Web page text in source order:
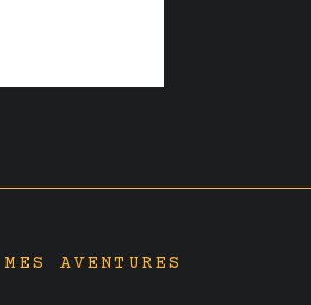
AVENTURES